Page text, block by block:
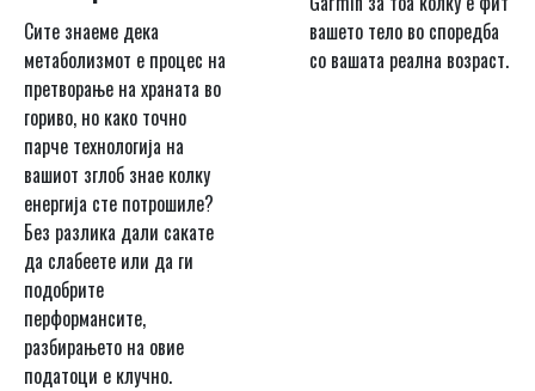
Сите знаеме дека
метаболизмот е процес на
претворање на храната во
гориво, но како точно
парче технологија на
вашиот зглоб знае колку
енергија сте потрошиле?
Без разлика дали сакате
да слабеете или да ги
подобрите
перформансите,
разбирањето на овие
податоци е клучно.
вашето тело во споредба
со вашата реална возраст.